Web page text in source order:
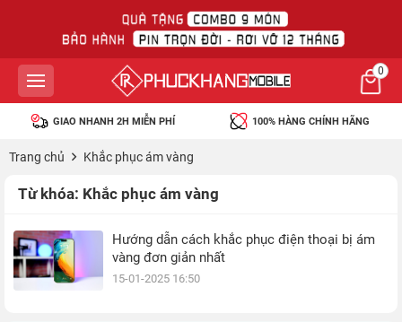
0
GIAO NHANH 2H MIỄN PHÍ 100% HÀNG CHÍNH HÃNG
Trang chủ Khắc phục ám vàng
Từ khóa: Khắc phục ám vàng
Hướng dẫn cách khắc phục điện thoại bị ám
vàng đơn giản nhất
15-01-2025 16:50